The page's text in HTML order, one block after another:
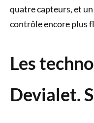
quatre capteurs, et
contrôle encore plus
Les
Devialet.